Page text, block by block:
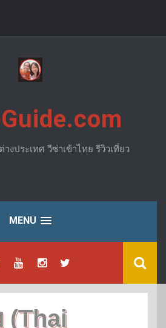
งประเทศ วีซ่าเข้าไทย รีวิวเที่ยว
MENU
(Thai